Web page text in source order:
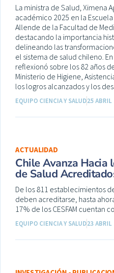
La ministra de Salud, Ximena
académico 2025 en la
Allende de la Facultad de
destacando la importancia
delineando las
el sistema de salud chileno.
reflexionó sobre los 82 años
Ministerio de Higiene,
los logros alcanzados y los
EQUIPO CIENCIA Y SALUD25 ABRIL
ACTUALIDAD
Chile Avanza Hacia
de Salud
De los 811 establecimientos
deben acreditarse, hasta
17% de los CESFAM cuentan
EQUIPO CIENCIA Y SALUD23 ABRIL